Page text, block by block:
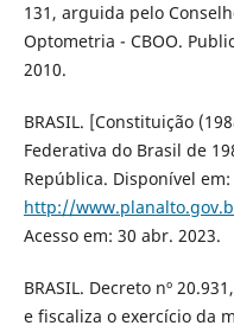
131, arguida pelo
Optometria - CBOO.
2010.
BRASIL. [Constituição
Federativa do Brasil de
República. Disponível em:
http://
Acesso em: 30 abr. 2023.
BRASIL. Decreto nº
e fiscaliza o exercício da